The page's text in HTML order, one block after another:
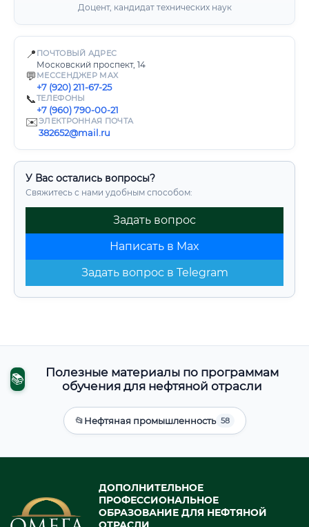
Доцент, кандидат технических наук
📍 ПОЧТОВЫЙ АДРЕС
Московский проспект, 14
💬 МЕССЕНДЖЕР MAX
+7 (920) 211-67-25
📞ТЕЛЕФОНЫ
+7 (960) 790-00-21
✉️ЭЛЕКТРОННАЯ ПОЧТА
382652@mail.ru
У Вас остались вопросы?
Свяжитесь с нами удобным способом:
Задать вопрос
Написать в Max
Задать вопрос в Telegram
📚
Полезные материалы по программам
обучения для нефтяной отрасли
📂Нефтяная промышленность 58
ДОПОЛНИТЕЛЬНОЕ
ПРОФЕССИОНАЛЬНОЕ
ОБРАЗОВАНИЕ ДЛЯ НЕФТЯНОЙ